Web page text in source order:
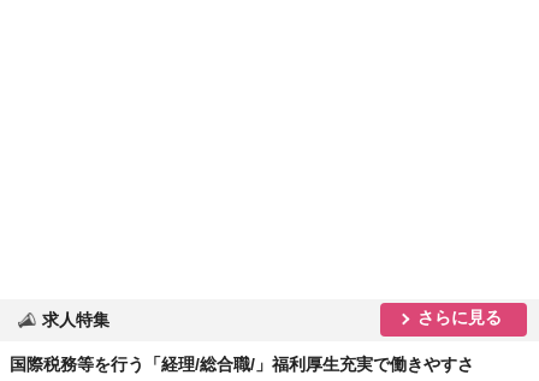
求人特集 さらに見る
国際税務等を行う「経理/総合職/」福利厚生充実で働きやすさ